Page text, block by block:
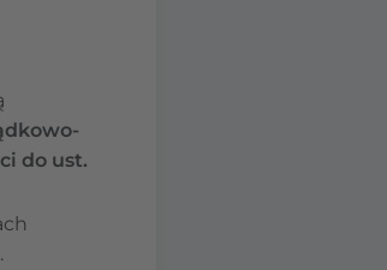
do ust.